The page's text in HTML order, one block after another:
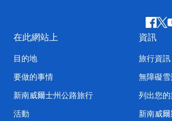
嘰
喳
喳
在此網站上
目的地
要做的事情
新南威爾士州公路旅行
活動
資訊
旅行資訊
無障礙雪
列出您
新南威